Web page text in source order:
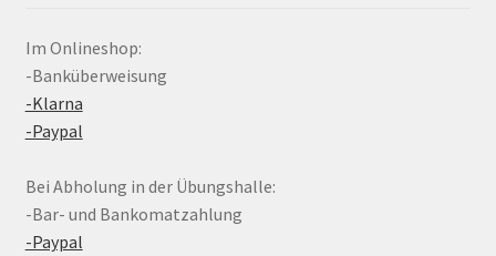
Im Onlineshop:
-Banküberweisung
-Klarna
-Paypal
Bei Abholung in der Übungshalle:
-Bar- und Bankomatzahlung
-Paypal